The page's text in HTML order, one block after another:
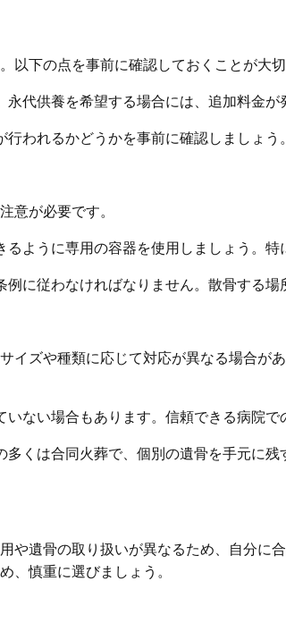
以下の点を事前に確認しておくことが大
代供養を希望する場合には、追加料金
行われるかどうかを事前に確認しましょう
意が必要です。
ように専用の容器を使用しましょう。
に従わなければなりません。散骨する
ズや種類に応じて対応が異なる場合が
ない場合もあります。信頼できる病院
くは合同火葬で、個別の遺骨を手元に
遺骨の取り扱いが異なるため、自分に
、慎重に選びましょう。